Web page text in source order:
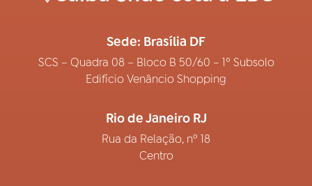
Sede: Brasília DF
SCS – Quadra 08 – Bloco B 50/60 – 1º Subsolo
Edifício Venâncio Shopping
Rio de Janeiro RJ
Rua da Relação, nº 18
Centro